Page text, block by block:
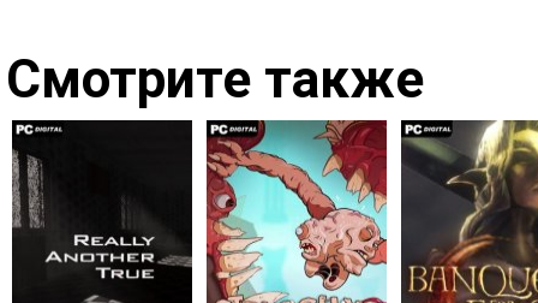
Смотрите также